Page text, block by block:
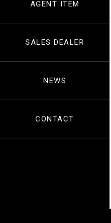
AGENT ITEM
SALES DEALER
NEWS
CONTACT